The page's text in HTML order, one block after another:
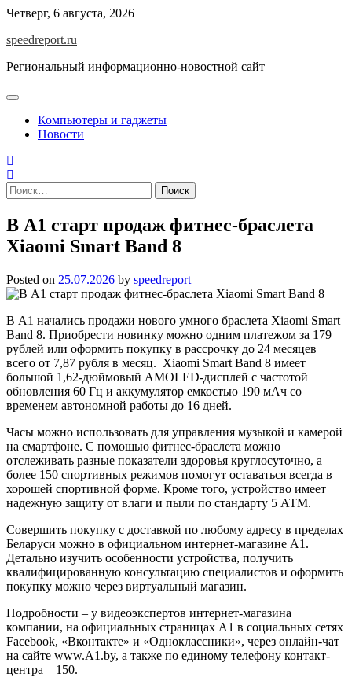
Skip
content
Четверг, 6 августа, 2026
speedreport.ru
Региональный информационно-новостной сайт
Компьютеры и гаджеты
Новости
Найти:
В А1 старт продаж фитнес-браслета
Xiaomi Smart Band 8
Posted on 25.07.2026 by speedreport
В А1 начались продажи нового умного браслета Xiaomi Smart
Band 8. Приобрести новинку можно одним платежом за 179
рублей или оформить покупку в рассрочку до 24 месяцев
всего от 7,87 рубля в месяц. Xiaomi Smart Band 8 имеет
большой 1,62-дюймовый AMOLED-дисплей с частотой
обновления 60 Гц и аккумулятор емкостью 190 мАч со
временем автономной работы до 16 дней.
Часы можно использовать для управления музыкой и камерой
на смартфоне. С помощью фитнес-браслета можно
отслеживать разные показатели здоровья круглосуточно, а
более 150 спортивных режимов помогут оставаться всегда в
хорошей спортивной форме. Кроме того, устройство имеет
надежную защиту от влаги и пыли по стандарту 5 АТМ.
Совершить покупку с доставкой по любому адресу в пределах
Беларуси можно в официальном интернет-магазине А1.
Детально изучить особенности устройства, получить
квалифицированную консультацию специалистов и оформить
покупку можно через виртуальный магазин.
Подробности – у видеоэкспертов интернет-магазина
компании, на официальных страницах A1 в социальных сетях
Facebook, «Вконтакте» и «Одноклассники», через онлайн-чат
на сайте www.A1.by, а также по единому телефону контакт-
центра – 150.